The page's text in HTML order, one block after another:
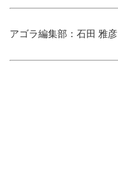
アゴラ編集部：石田 雅彦